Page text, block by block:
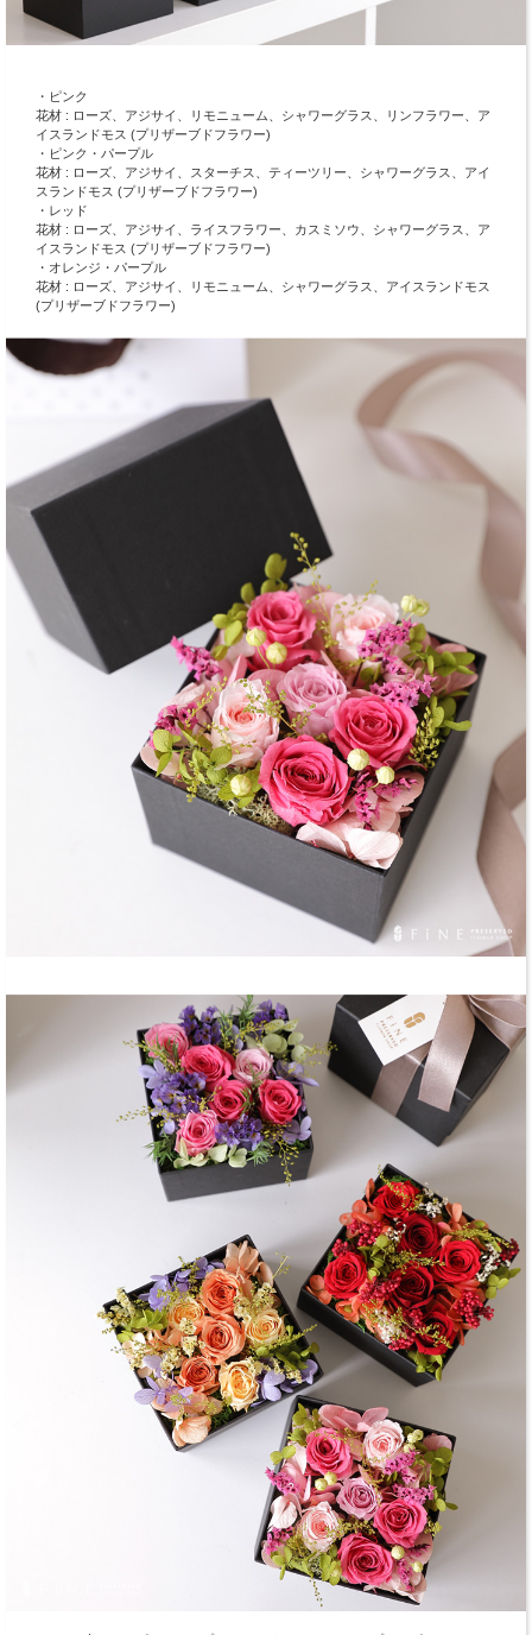
・ピンク
花材 : ローズ、アジサイ、リモニューム、シャワーグラス、リンフラワー、ア
イスランドモス (プリザーブドフラワー)
・ピンク・パープル
花材 : ローズ、アジサイ、スターチス、ティーツリー、シャワーグラス、アイ
スランドモス (プリザーブドフラワー)
・レッド
花材 : ローズ、アジサイ、ライスフラワー、カスミソウ、シャワーグラス、ア
イスランドモス (プリザーブドフラワー)
・オレンジ・パープル
花材 : ローズ、アジサイ、リモニューム、シャワーグラス、アイスランドモス
(プリザーブドフラワー)